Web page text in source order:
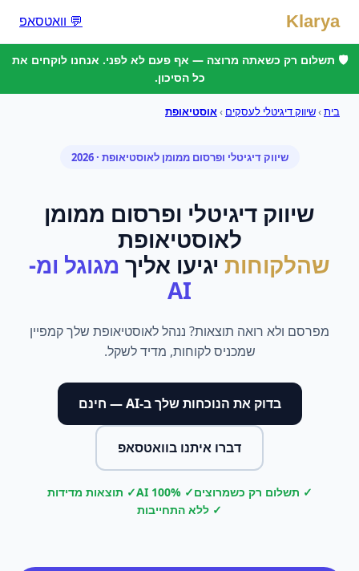
Klarya 💬 וואטסאפ
🛡️ תשלום רק כשאתה מרוצה — אף פעם לא לפני. אנחנו לוקחים את
כל הסיכון.
בית›שיווק דיגיטלי לעסקים ›אוסטיאופת
שיווק דיגיטלי ופרסום ממומן לאוסטיאופת · 2026
שיווק דיגיטלי ופרסום ממומן
לאוסטיאופת
שהלקוחות יגיעו אליך מגוגל ומ-
AI
מפרסם ולא רואה תוצאות? ננהל לאוסטיאופת שלך קמפיין
שמכניס לקוחות, מדיד לשקל.
בדוק את הנוכחות שלך ב-AI — חינם
דברו איתנו בוואטסאפ
✓ תשלום רק כשמרוצים✓ 100% AI
✓ תוצאות מדידות
✓ ללא התחייבות